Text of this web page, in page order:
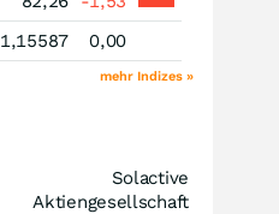
1,15587 0,00
mehr Indizes »
Solactive
Aktiengesellschaft